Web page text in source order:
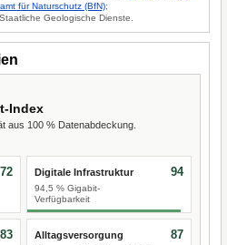
für Naturschutz (BfN);
Geologische Dienste.
Index
aus 100 % Datenabdeckung.
72 Digitale Infrastruktur
94,5 % Gigabit-
Verfügbarkeit
94
83 Alltagsversorgung 87